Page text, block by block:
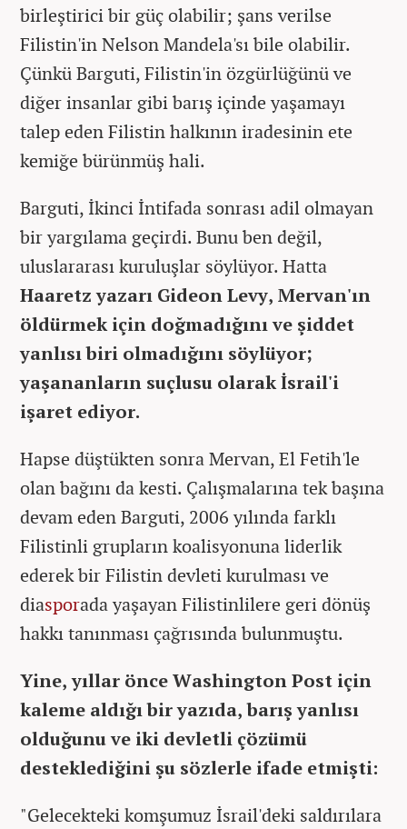
birleştirici bir güç olabilir; şans verilse
Filistin'in Nelson Mandela'sı bile olabilir.
Çünkü Barguti, Filistin'in özgürlüğünü ve
diğer insanlar gibi barış içinde yaşamayı
talep eden Filistin halkının iradesinin ete
kemiğe bürünmüş hali.
Barguti, İkinci İntifada sonrası adil olmayan
bir yargılama geçirdi. Bunu ben değil,
uluslararası kuruluşlar söylüyor. Hatta
Haaretz yazarı Gideon Levy, Mervan'ın
öldürmek için doğmadığını ve şiddet
yanlısı biri olmadığını söylüyor;
yaşananların suçlusu olarak İsrail'i
işaret ediyor.
Hapse düştükten sonra Mervan, El Fetih'le
olan bağını da kesti. Çalışmalarına tek başına
devam eden Barguti, 2006 yılında farklı
Filistinli grupların koalisyonuna liderlik
ederek bir Filistin devleti kurulması ve
diasporada yaşayan Filistinlilere geri dönüş
hakkı tanınması çağrısında bulunmuştu.
Yine, yıllar önce Washington Post için
kaleme aldığı bir yazıda, barış yanlısı
olduğunu ve iki devletli çözümü
desteklediğini şu sözlerle ifade etmişti:
"Gelecekteki komşumuz İsrail'deki saldırılara